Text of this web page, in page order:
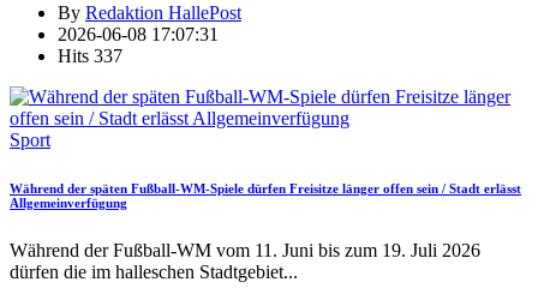
By Redaktion HallePost
2026-06-08 17:07:31
Hits 337
Sport
Während der späten Fußball-WM-Spiele dürfen Freisitze länger offen sein / Stadt erlässt
Allgemeinverfügung
Während der Fußball-WM vom 11. Juni bis zum 19. Juli 2026
dürfen die im halleschen Stadtgebiet...